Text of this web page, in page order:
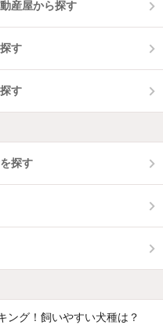
産屋から探す
す
す
探す
ング！飼いやすい犬種は？